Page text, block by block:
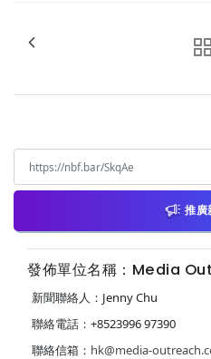
推廣
發佈單位名稱：Media
新聞聯絡人：Jenny Chu
聯絡電話：+8523996 97390
聯絡信箱： hk@media-